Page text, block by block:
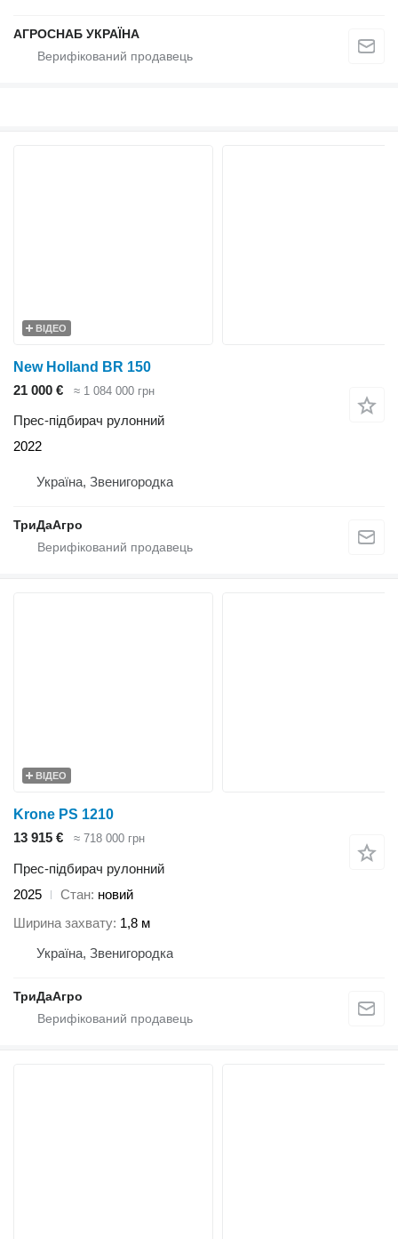
АГРОСНАБ УКРАЇНА
ВІДЕО
New Holland BR 150
21 000 €
≈ 1 084 000 грн
Прес-підбирач рулонний
2022
Україна, Звенигородка
ТриДаАгро
ВІДЕО
Krone PS 1210
13 915 €
≈ 718 000 грн
Прес-підбирач рулонний
2025
Стан новий
Ширина захвату 1,8 м
Україна, Звенигородка
ТриДаАгро